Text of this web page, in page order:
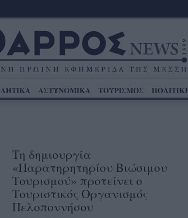
ΑΣΤΥΝΟΜΙΚΑ ΤΟΥΡΙΣΜΟΣ
Τη δημιουργία
«Παρατηρητηρίου Βιώσιμου
Τουρισμού» προτείνει ο
Τουριστικός Οργανισμός
Πελοποννήσου